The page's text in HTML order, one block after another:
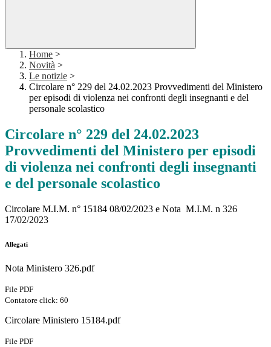
Home >
Novità >
Le notizie >
Circolare n° 229 del 24.02.2023 Provvedimenti del Ministero
per episodi di violenza nei confronti degli insegnanti e del
personale scolastico
Circolare n° 229 del 24.02.2023
Provvedimenti del Ministero per episodi
di violenza nei confronti degli insegnanti
e del personale scolastico
Circolare M.I.M. n° 15184 08/02/2023 e Nota M.I.M. n 326
17/02/2023
Allegati
Nota Ministero 326.pdf
File PDF
Contatore click: 60
Circolare Ministero 15184.pdf
File PDF